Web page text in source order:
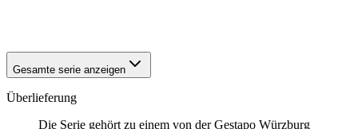
Gesamte serie anzeigen
Überlieferung
Die Serie gehört zu einem von der Gestapo Würzburg